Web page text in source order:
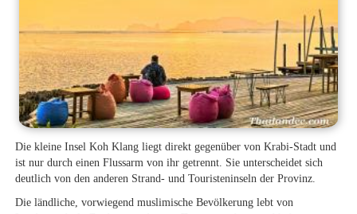
Die kleine Insel Koh Klang liegt direkt gegenüber von Krabi-Stadt und
ist nur durch einen Flussarm von ihr getrennt. Sie unterscheidet sich
deutlich von den anderen Strand- und Touristeninseln der Provinz.
Die ländliche, vorwiegend muslimische Bevölkerung lebt von